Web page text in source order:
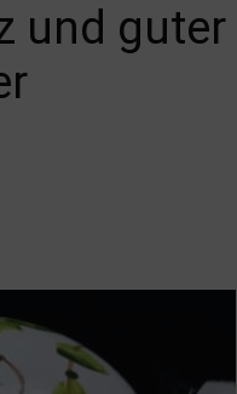
und guter